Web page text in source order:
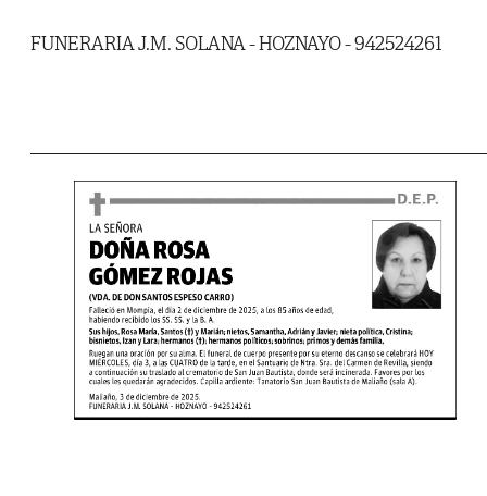
FUNERARIA J.M. SOLANA - HOZNAYO - 942524261